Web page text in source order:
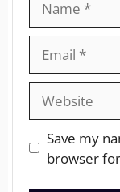
Save my
browser